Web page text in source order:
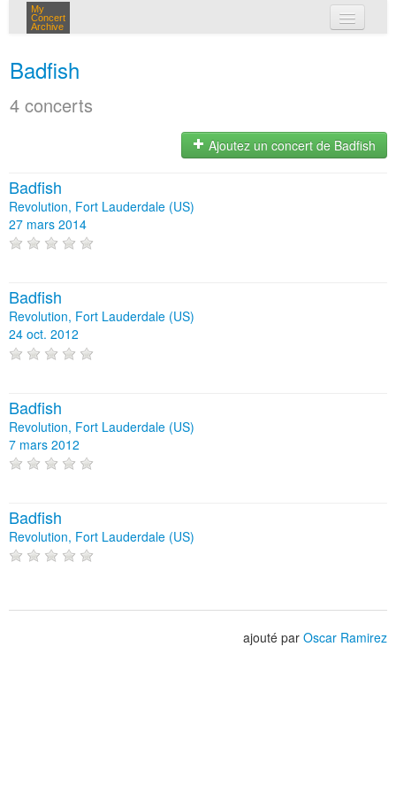
My
Concert
Archive
Badfish
4 concerts
Ajoutez un concert de Badfish
Badfish
Revolution, Fort Lauderdale (US)
27 mars 2014
Badfish
Revolution, Fort Lauderdale (US)
24 oct. 2012
Badfish
Revolution, Fort Lauderdale (US)
7 mars 2012
Badfish
Revolution, Fort Lauderdale (US)
ajouté par Oscar Ramirez